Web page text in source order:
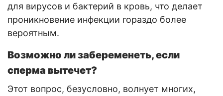
для вирусов и бактерий в кровь, что делает
проникновение инфекции гораздо более
вероятным.
Возможно ли забеременеть, если
сперма вытечет?
Этот вопрос, безусловно, волнует многих,